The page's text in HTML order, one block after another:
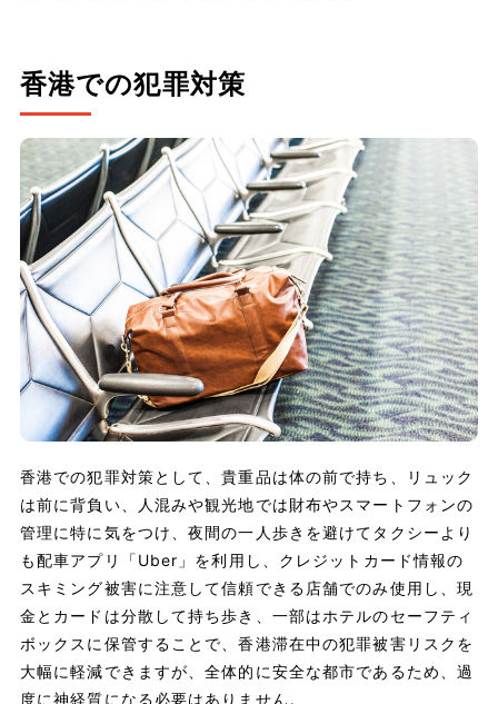
香港での犯罪対策
香港での犯罪対策として、貴重品は体の前で持ち、リュック
は前に背負い、人混みや観光地では財布やスマートフォンの
管理に特に気をつけ、夜間の一人歩きを避けてタクシーより
も配車アプリ「Uber」を利用し、クレジットカード情報の
スキミング被害に注意して信頼できる店舗でのみ使用し、現
金とカードは分散して持ち歩き、一部はホテルのセーフティ
ボックスに保管することで、香港滞在中の犯罪被害リスクを
大幅に軽減できますが、全体的に安全な都市であるため、過
度に神経質になる必要はありません。